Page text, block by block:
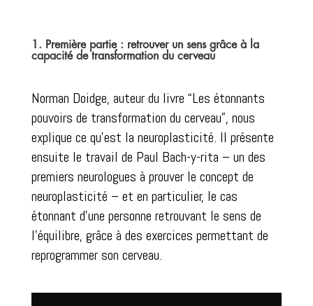
1. Première partie : retrouver un sens grâce à la
capacité de transformation du cerveau
Norman Doidge, auteur du livre “Les étonnants
pouvoirs de transformation du cerveau”, nous
explique ce qu’est la neuroplasticité. Il présente
ensuite le travail de Paul Bach-y-rita – un des
premiers neurologues à prouver le concept de
neuroplasticité – et en particulier, le cas
étonnant d’une personne retrouvant le sens de
l’équilibre, grâce à des exercices permettant de
reprogrammer son cerveau.